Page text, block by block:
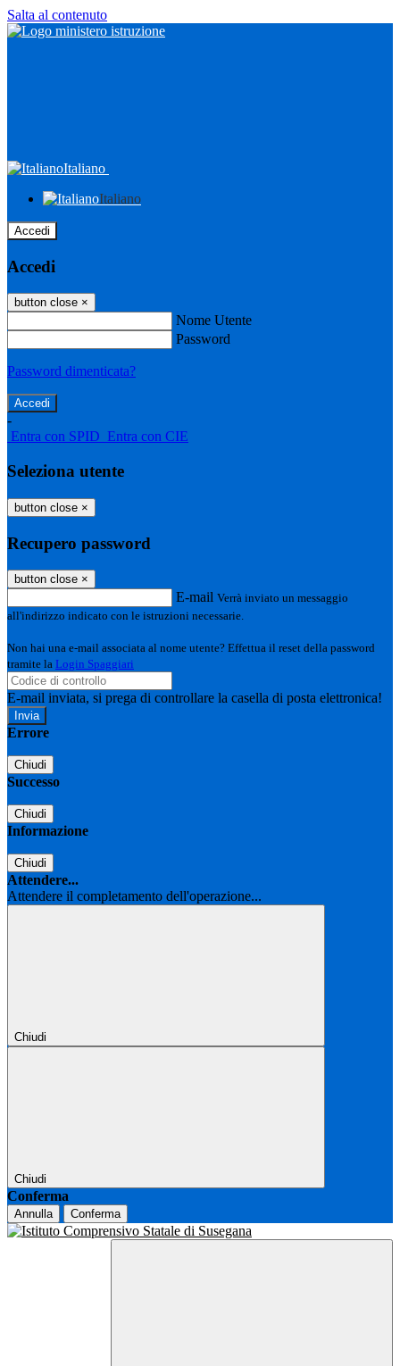
Salta al contenuto
Italiano
Italiano
Accedi
Accedi
button close ×
Nome Utente
Password
Password dimenticata?
-
Entra con SPID Entra con CIE
Seleziona utente
button close ×
Recupero password
button close ×
E-mail Verrà inviato un messaggio
all'indirizzo indicato con le istruzioni necessarie.
Non hai una e-mail associata al nome utente? Effettua il reset della password
tramite la Login Spaggiari
E-mail inviata, si prega di controllare la casella di posta elettronica!
Errore
Chiudi
Successo
Chiudi
Informazione
Chiudi
Attendere...
Attendere il completamento dell'operazione...
Chiudi
Chiudi
Conferma
Annulla Conferma